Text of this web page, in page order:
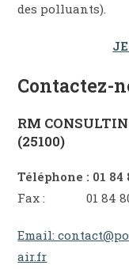
des polluants).
Contactez-
RM
(25100)
Téléphone : 01 84
Fax : 01 84 80
Email:
air.fr